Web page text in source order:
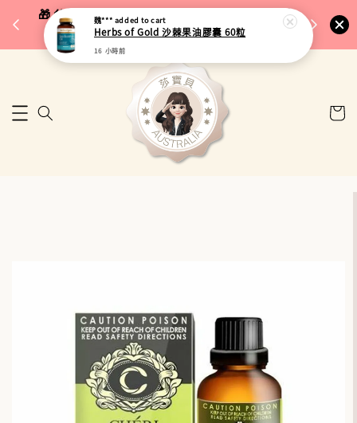
🎁 父親節限定｜全館96折・指定品牌88折｜滿
$5,000再折$100
🚚 台
魏*** added to cart
Herbs of Gold 沙棘果油膠囊 60粒
16 小時前